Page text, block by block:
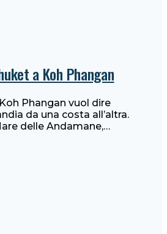
a Koh Phangan
Phangan vuol dire
da una costa all’altra.
delle Andamane,…